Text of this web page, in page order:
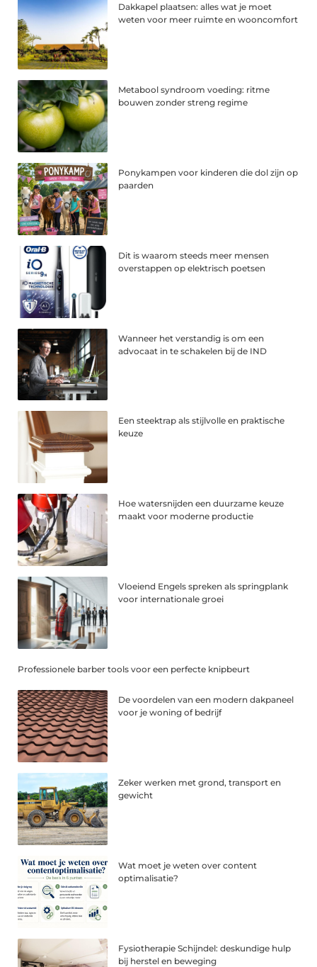
Dakkapel plaatsen: alles wat je moet
weten voor meer ruimte en wooncomfort
Metabool syndroom voeding: ritme
bouwen zonder streng regime
Ponykampen voor kinderen die dol zijn op
paarden
Dit is waarom steeds meer mensen
overstappen op elektrisch poetsen
Wanneer het verstandig is om een
advocaat in te schakelen bij de IND
Een steektrap als stijlvolle en praktische
keuze
Hoe watersnijden een duurzame keuze
maakt voor moderne productie
Vloeiend Engels spreken als springplank
voor internationale groei
Professionele barber tools voor een perfecte knipbeurt
De voordelen van een modern dakpaneel
voor je woning of bedrijf
Zeker werken met grond, transport en
gewicht
Wat moet je weten over content
optimalisatie?
Fysiotherapie Schijndel: deskundige hulp
bij herstel en beweging